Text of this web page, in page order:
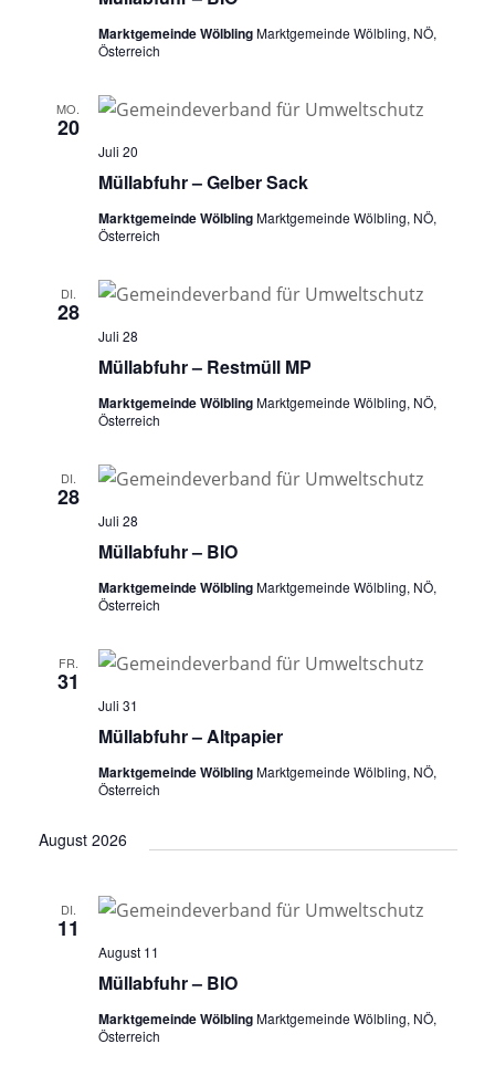
Marktgemeinde WölblingMarktgemeinde Wölbling, NÖ,
Österreich
MO.
20
Müllabfuhr – Gelber Sack
Juli 20
Marktgemeinde WölblingMarktgemeinde Wölbling, NÖ,
Österreich
DI.
28
Müllabfuhr – Restmüll MP
Juli 28
Marktgemeinde WölblingMarktgemeinde Wölbling, NÖ,
Österreich
DI.
28
Müllabfuhr – BIO
Juli 28
Marktgemeinde WölblingMarktgemeinde Wölbling, NÖ,
Österreich
FR.
31
Müllabfuhr – Altpapier
Juli 31
Marktgemeinde WölblingMarktgemeinde Wölbling, NÖ,
Österreich
August 2026
DI.
11
Müllabfuhr – BIO
August 11
Marktgemeinde WölblingMarktgemeinde Wölbling, NÖ,
Österreich